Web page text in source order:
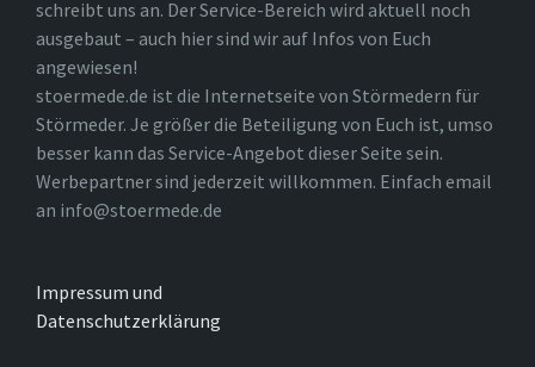
schreibt uns an. Der Service-Bereich wird aktuell noch
ausgebaut – auch hier sind wir auf Infos von Euch
angewiesen!
stoermede.de ist die Internetseite von Störmedern für
Störmeder. Je größer die Beteiligung von Euch ist, umso
besser kann das Service-Angebot dieser Seite sein.
Werbepartner sind jederzeit willkommen. Einfach email
an info@stoermede.de
Impressum und
Datenschutzerklärung